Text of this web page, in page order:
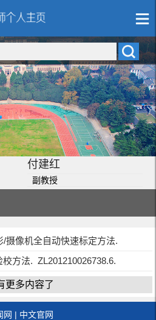
付建红
副教授
摄像机全自动快速标定方法.
方法. ZL201210026738.6.
更多内容了
网 | 中文官网